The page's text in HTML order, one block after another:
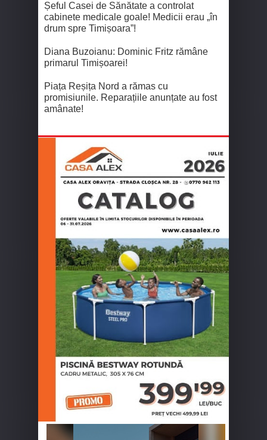
Șeful Casei de Sănătate a controlat
cabinete medicale goale! Medicii erau „în
drum spre Timișoara”!
Diana Buzoianu: Dominic Fritz rămâne
primarul Timișoarei!
Piața Reșița Nord a rămas cu
promisiunile. Reparațiile anunțate au fost
amânate!